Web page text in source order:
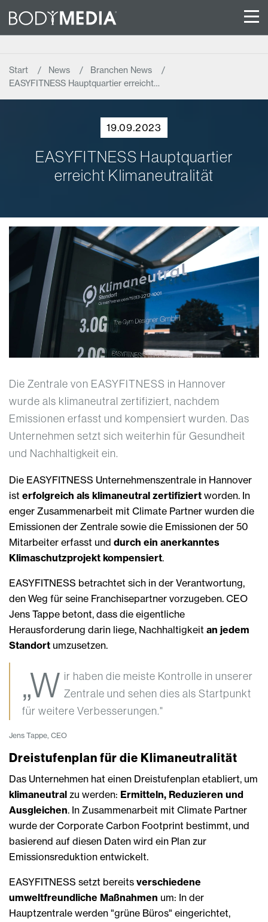
Start News
Branchen News
EASYFITNESS Hauptquartier erreicht…
19.09.2023
EASYFITNESS Hauptquartier
erreicht Klimaneutralität
Die Zentrale von EASYFITNESS in Hannover
wurde als klimaneutral zertifiziert, nachdem
Emissionen erfasst und kompensiert wurden. Das
Unternehmen setzt sich weiterhin für Gesundheit
und Nachhaltigkeit ein.
Die EASYFITNESS Unternehmenszentrale in Hannover
ist erfolgreich als klimaneutral zertifiziert worden. In
enger Zusammenarbeit mit Climate Partner wurden die
Emissionen der Zentrale sowie die Emissionen der 50
Mitarbeiter erfasst und durch ein anerkanntes
Klimaschutzprojekt kompensiert.
EASYFITNESS betrachtet sich in der Verantwortung,
den Weg für seine Franchisepartner vorzugeben. CEO
Jens Tappe betont, dass die eigentliche
Herausforderung darin liege, Nachhaltigkeit an jedem
Standort umzusetzen.
„W ir haben die meiste Kontrolle in unserer
Zentrale und sehen dies als Startpunkt
für weitere Verbesserungen."
Jens Tappe, CEO
Dreistufenplan für die Klimaneutralität
Das Unternehmen hat einen Dreistufenplan etabliert, um
klimaneutral zu werden: Ermitteln, Reduzieren und
Ausgleichen. In Zusammenarbeit mit Climate Partner
wurde der Corporate Carbon Footprint bestimmt, und
basierend auf diesen Daten wird ein Plan zur
Emissionsreduktion entwickelt.
EASYFITNESS setzt bereits verschiedene
umweltfreundliche Maßnahmen um: In der
Hauptzentrale werden "grüne Büros" eingerichtet,